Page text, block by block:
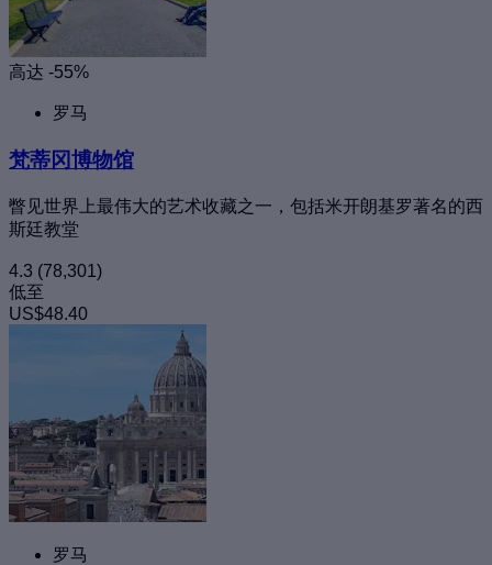
高达 -55%
罗马
梵蒂冈博物馆
瞥见世界上最伟大的艺术收藏之一，包括米开朗基罗著名的西
斯廷教堂
4.3 (78,301)
低至
US$48.40
罗马